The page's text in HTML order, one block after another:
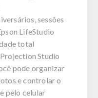
sessões
LifeStudio
total
Studio
pode organizar
e controlar o
pelo celular